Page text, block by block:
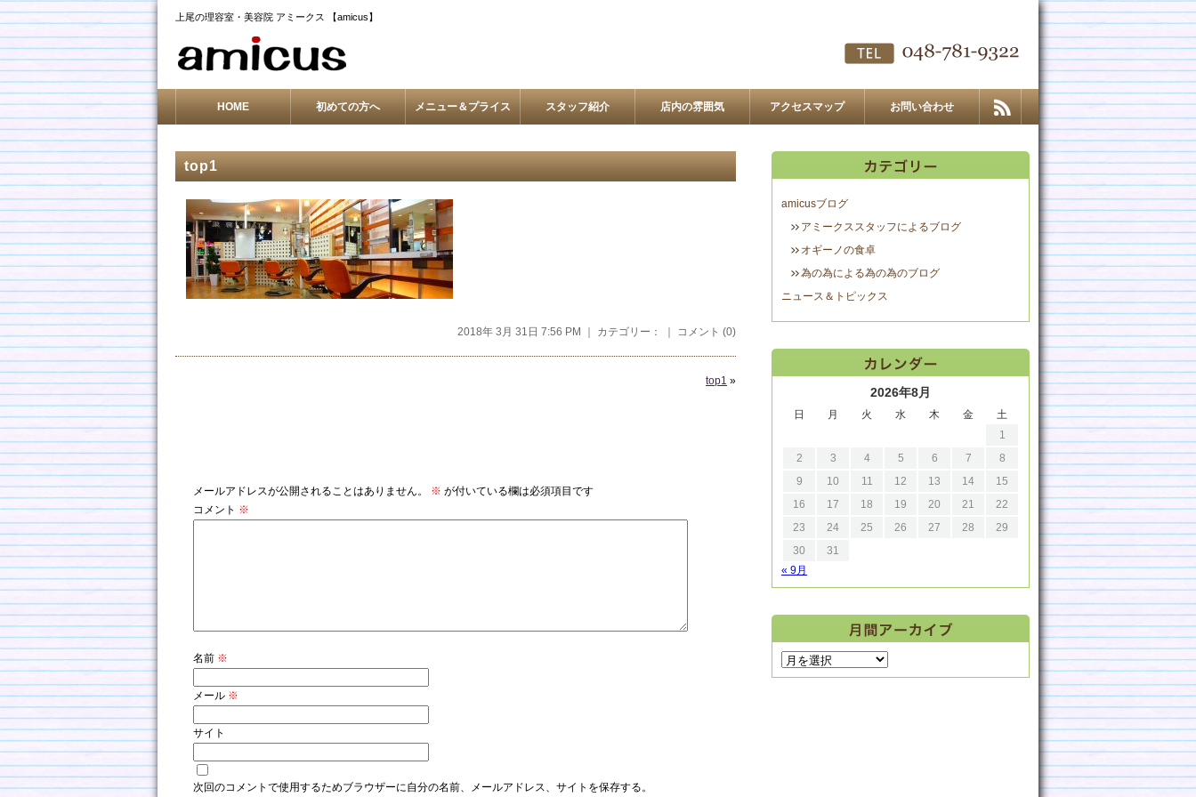
上尾の理容室・美容院 アミークス 【amicus】
HOME 初めての方へ メニュー＆プライス スタッフ紹介 店内の雰囲気 アクセスマップ お問い合わせ
top1
2018年 3月 31日 7:56 PM ｜ カテゴリー： ｜ コメント (0)
top1 »
メールアドレスが公開されることはありません。 ※ が付いている欄は必須項目です
コメント ※
名前 ※
メール ※
サイト
次回のコメントで使用するためブラウザーに自分の名前、メールアドレス、サイトを保存する。
amicusブログ
アミークススタッフによるブログ
オギーノの食卓
為の為による為の為のブログ
ニュース＆トピックス
2026年8月
日 月 火 水 木 金
土
1
2
3 4 5 6 7
8
9
10 11 12 13 14
15
16
17 18 19 20 21
22
23
24 25 26 27 28
29
30
31
« 9月